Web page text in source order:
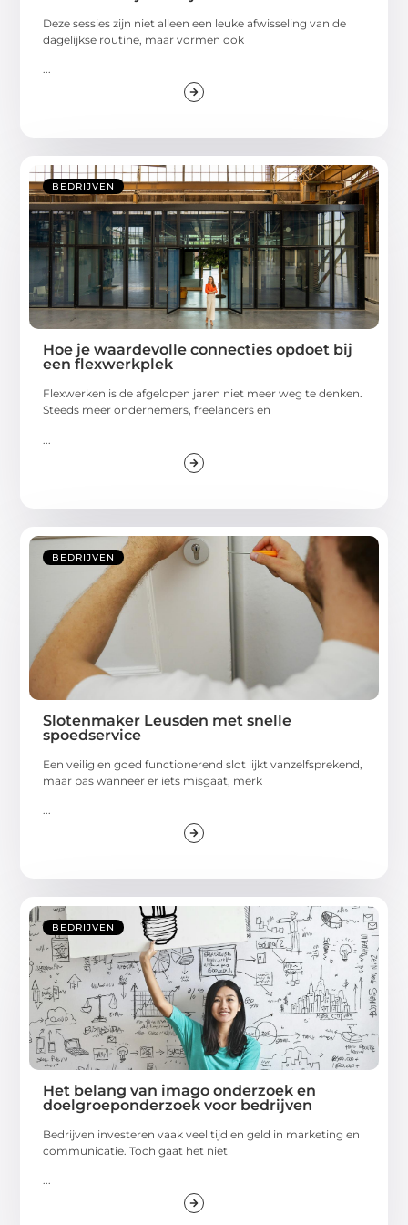
Deze sessies zijn niet alleen een leuke afwisseling van de
dagelijkse routine, maar vormen ook
...
BEDRIJVEN
Hoe je waardevolle connecties opdoet bij
een flexwerkplek
Flexwerken is de afgelopen jaren niet meer weg te denken.
Steeds meer ondernemers, freelancers en
BEDRIJVEN
Slotenmaker Leusden met snelle
spoedservice
Een veilig en goed functionerend slot lijkt vanzelfsprekend,
maar pas wanneer er iets misgaat, merk
...
BEDRIJVEN
Het belang van imago onderzoek en
doelgroeponderzoek voor bedrijven
Bedrijven investeren vaak veel tijd en geld in marketing en
communicatie. Toch gaat het niet
...